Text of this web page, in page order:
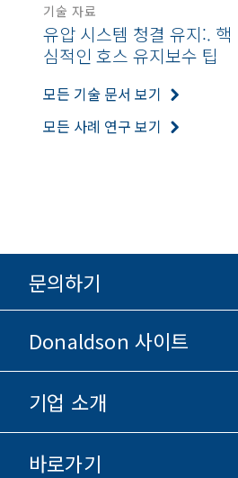
기술 자료
유압 시스템 청결 유지:. 핵
심적인 호스 유지보수 팁
모든 기술 문서 보기
모든 사례 연구 보기
문의하기
Donaldson 사이트
Donaldson 생명과학
Donaldson 쇼핑
기업 소개
기업 정보
바로가기